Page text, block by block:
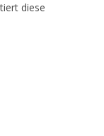
diese